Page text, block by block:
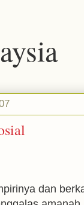
dan